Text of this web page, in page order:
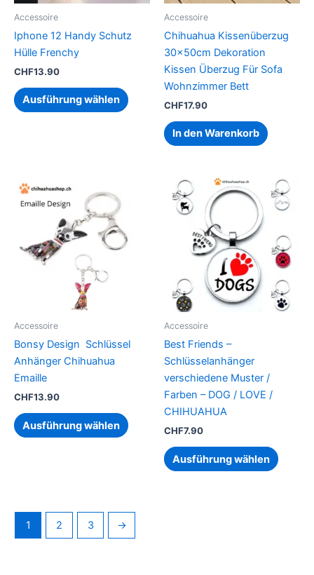
Accessoire
Iphone 12 Handy Schutz
Hülle Frenchy
CHF13.90
Ausführung wählen
der
Produktseite
gewählt
werden
Accessoire
Chihuahua Kissenüberzug
30x50cm Dekoration
Kissen Überzug Für Sofa
Wohnzimmer Bett
CHF17.90
In den Warenkorb
Accessoire
Bonsy Design Schlüssel
Anhänger Chihuahua
Emaille
CHF13.90
Ausführung wählen
mehrere
der
Produktseite
Accessoire
Best Friends –
Schlüsselanhänger
verschiedene Muster /
Farben – DOG / LOVE /
CHIHUAHUA
CHF7.90
Ausführung wählen
Dieses
Produkt
auf.
Die
1 2 3 →